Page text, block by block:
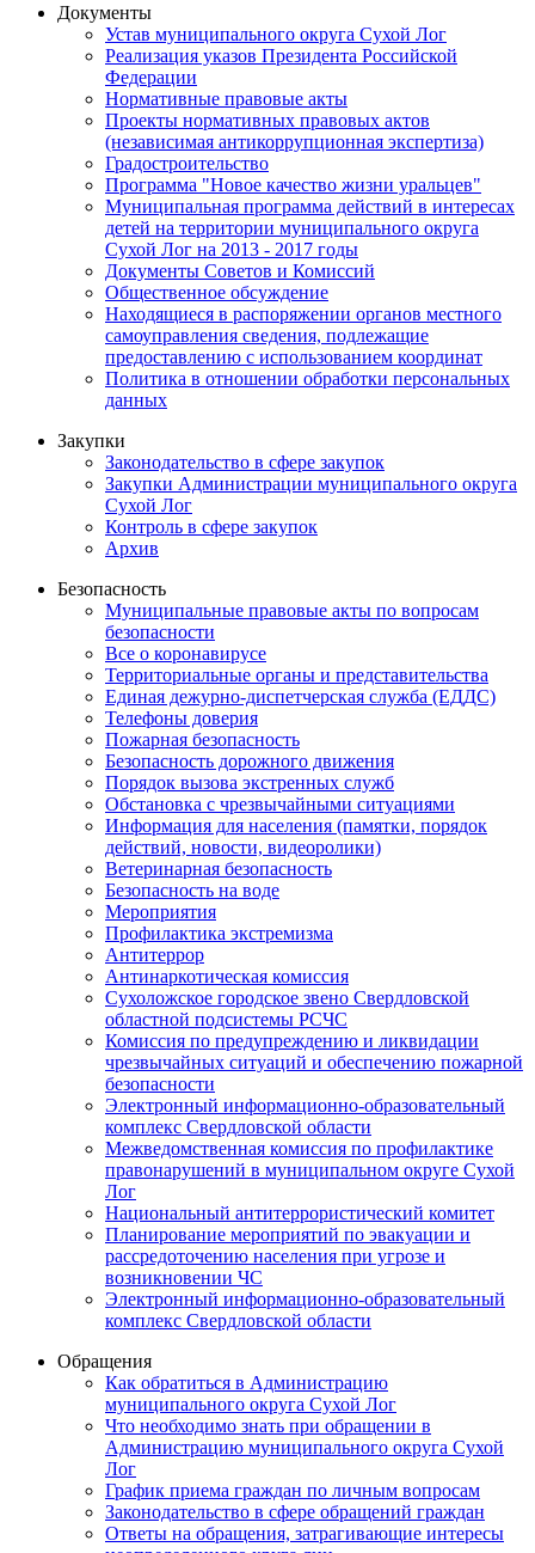
Документы
Устав муниципального округа Сухой Лог
Реализация указов Президента Российской
Федерации
Нормативные правовые акты
Проекты нормативных правовых актов
(независимая антикоррупционная экспертиза)
Градостроительство
Программа "Новое качество жизни уральцев"
Муниципальная программа действий в интересах
детей на территории муниципального округа
Сухой Лог на 2013 - 2017 годы
Документы Советов и Комиссий
Общественное обсуждение
Находящиеся в распоряжении органов местного
самоуправления сведения, подлежащие
предоставлению с использованием координат
Политика в отношении обработки персональных
данных
Закупки
Законодательство в сфере закупок
Закупки Администрации муниципального округа
Сухой Лог
Контроль в сфере закупок
Архив
Безопасность
Муниципальные правовые акты по вопросам
безопасности
Все о коронавирусе
Территориальные органы и представительства
Единая дежурно-диспетчерская служба (ЕДДС)
Телефоны доверия
Пожарная безопасность
Безопасность дорожного движения
Порядок вызова экстренных служб
Обстановка с чрезвычайными ситуациями
Информация для населения (памятки, порядок
действий, новости, видеоролики)
Ветеринарная безопасность
Безопасность на воде
Мероприятия
Профилактика экстремизма
Антитеррор
Антинаркотическая комиссия
Сухоложское городское звено Свердловской
областной подсистемы РСЧС
Комиссия по предупреждению и ликвидации
чрезвычайных ситуаций и обеспечению пожарной
безопасности
Электронный информационно-образовательный
комплекс Cвердловской области
Межведомственная комиссия по профилактике
правонарушений в муниципальном округе Сухой
Лог
Национальный антитеррористический комитет
Планирование мероприятий по эвакуации и
рассредоточению населения при угрозе и
возникновении ЧС
Электронный информационно-образовательный
комплекс Свердловской области
Обращения
Как обратиться в Администрацию
муниципального округа Сухой Лог
Что необходимо знать при обращении в
Администрацию муниципального округа Сухой
Лог
График приема граждан по личным вопросам
Законодательство в сфере обращений граждан
Ответы на обращения, затрагивающие интересы